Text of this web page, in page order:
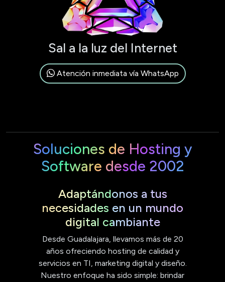
Sal a la luz del Internet
Atención inmediata vía WhatsApp
Soluciones de Hosting y
Software desde 2002
Adaptándonos a tus
necesidades en un mundo
digital cambiante
Desde Guadalajara, llevamos más de 20
años ofreciendo hosting de calidad y
servicios en TI, marketing digital y diseño.
Nuestro enfoque ha sido simple: brindar